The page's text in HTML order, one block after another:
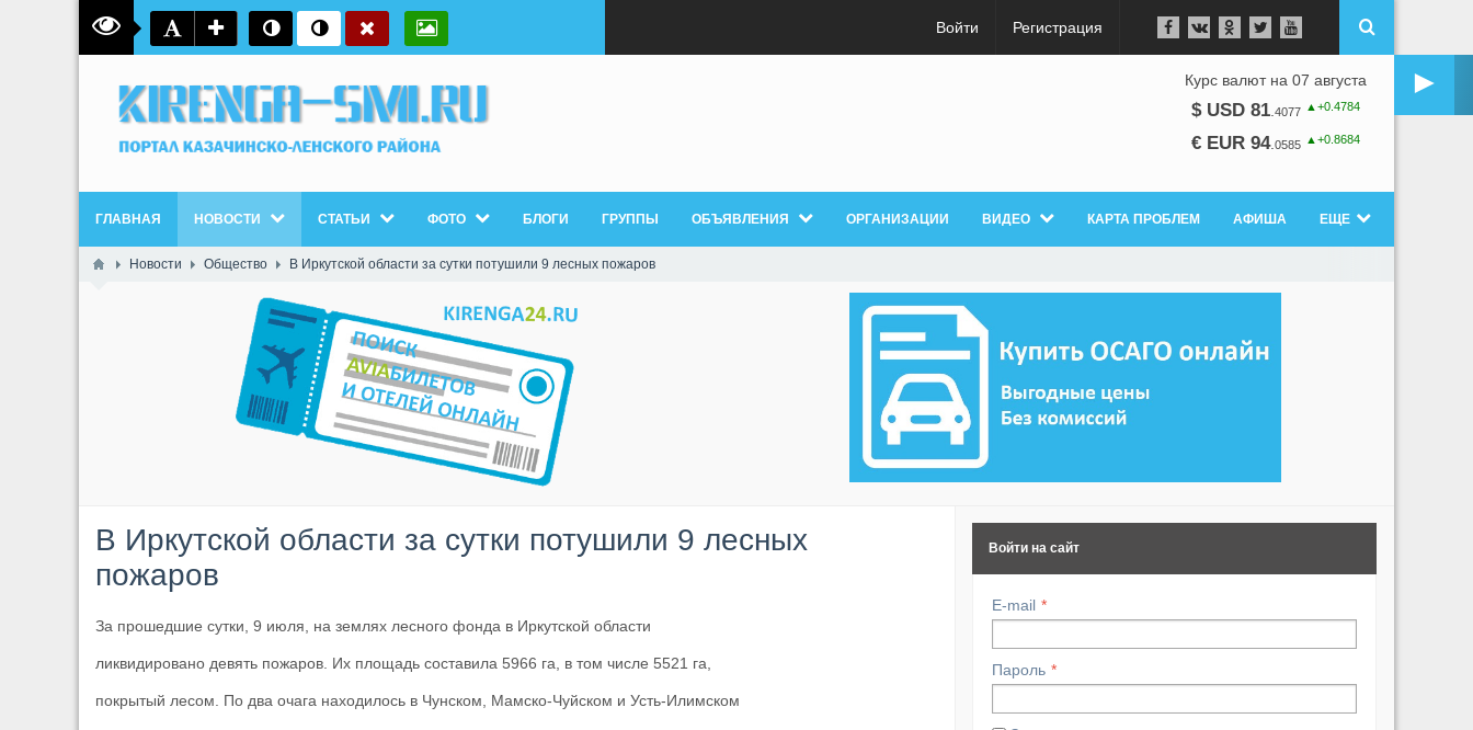
Войти Регистрация
►
Курс валют на 07 августа
$ USD 81 4077 ▲+0.4784
€ EUR 94. 0585 ▲+0.8684
ГЛАВНАЯ НОВОСТИ СТАТЬИ ФОТО БЛОГИ ГРУППЫ ОБЪЯВЛЕНИЯ ОРГАНИЗАЦИИ ВИДЕО КАРТА ПРОБЛЕМ АФИША ЕЩЕ
Новости Общество В Иркутской области за сутки потушили 9 лесных пожаров
В Иркутской области за сутки потушили 9 лесных
пожаров
За прошедшие сутки, 9 июля, на землях лесного фонда в Иркутской области
ликвидировано девять пожаров. Их площадь составила 5966 га, в том числе 5521 га,
покрытый лесом. По два очага находилось в Чунском, Мамско-Чуйском и Усть-Илимском
Войти на сайт
E-mail
Пароль